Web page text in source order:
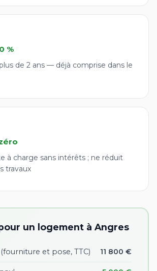
%
de 2 ans — déjà comprise dans le
à charge sans intérêts ; ne réduit
travaux
un logement à Angres
(fourniture et pose, TTC) 11 800 €